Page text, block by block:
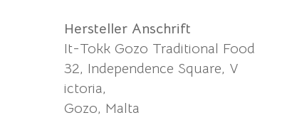
Hersteller Anschrift
It-Tokk Gozo Traditional Food
32, Independence Square, V
ictoria,
Gozo, Malta